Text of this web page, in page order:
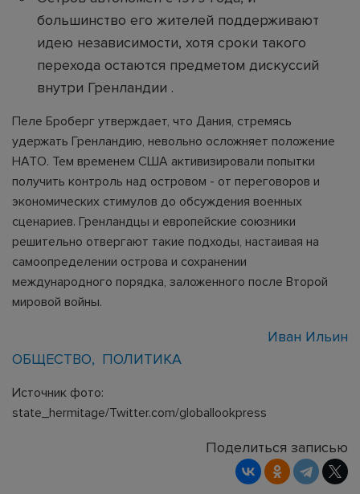
большинство его жителей поддерживают
идею независимости, хотя сроки такого
перехода остаются предметом дискуссий
внутри Гренландии .
Пеле Броберг утверждает, что Дания, стремясь
удержать Гренландию, невольно осложняет положение
НАТО. Тем временем США активизировали попытки
получить контроль над островом - от переговоров и
экономических стимулов до обсуждения военных
сценариев. Гренландцы и европейские союзники
решительно отвергают такие подходы, настаивая на
самоопределении острова и сохранении
международного порядка, заложенного после Второй
мировой войны.
Иван Ильин
ОБЩЕСТВО
ПОЛИТИКА
Источник фото:
state_hermitage/Twitter.com/globallookpress
Поделиться записью